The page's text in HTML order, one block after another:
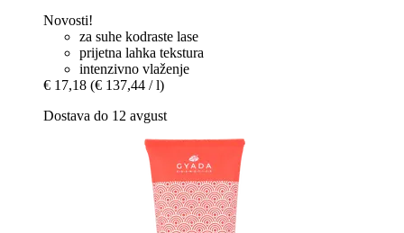
Novosti!
za suhe kodraste lase
prijetna lahka tekstura
intenzivno vlaženje
€ 17,18 (€ 137,44 / l)
Dostava do 12 avgust